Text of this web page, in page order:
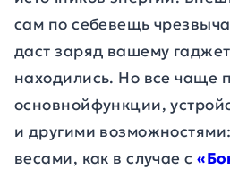
сам по себевещь
даст заряд вашему
находились. Но все чаще
основнойфункции,
и другими возможностями:
весами, как в случае с